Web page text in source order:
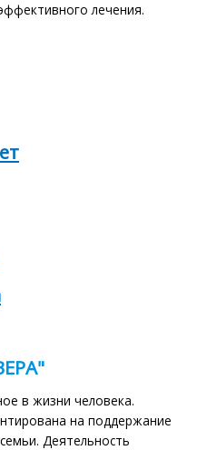
лечения.
в жизни человека.
на поддержание
Деятельность